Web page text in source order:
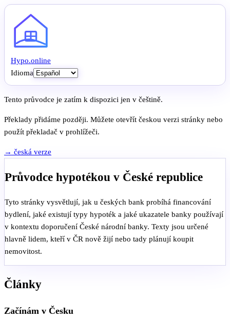
Hypo.online
Idioma
Tento průvodce je zatím k dispozici jen v češtině.
Překlady přidáme později. Můžete otevřít českou verzi stránky nebo
použít překladač v prohlížeči.
→ česká verze
Průvodce hypotékou v České republice
Tyto stránky vysvětlují, jak u českých bank probíhá financování
bydlení, jaké existují typy hypoték a jaké ukazatele banky používají
v kontextu doporučení České národní banky. Texty jsou určené
hlavně lidem, kteří v ČR nově žijí nebo tady plánují koupit
nemovitost.
Články
Začínám v Česku